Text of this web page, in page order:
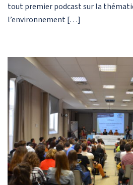
tout premier podcast sur la
l’environnement […]